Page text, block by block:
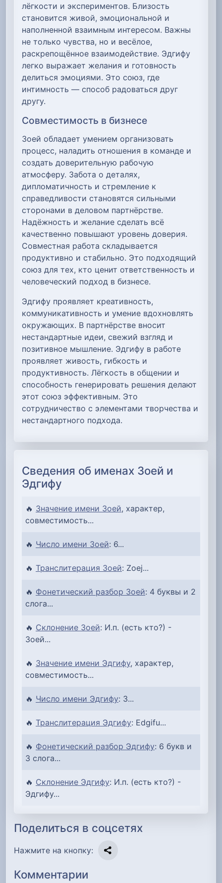
лёгкости и экспериментов. Близость
становится живой, эмоциональной и
наполненной взаимным интересом. Важны
не только чувства, но и весёлое,
раскрепощённое взаимодействие. Эдгифу
легко выражает желания и готовность
делиться эмоциями. Это союз, где
интимность — способ радоваться друг
другу.
Совместимость в бизнесе
Зоей обладает умением организовать
процесс, наладить отношения в команде и
создать доверительную рабочую
атмосферу. Забота о деталях,
дипломатичность и стремление к
справедливости становятся сильными
сторонами в деловом партнёрстве.
Надёжность и желание сделать всё
качественно повышают уровень доверия.
Совместная работа складывается
продуктивно и стабильно. Это подходящий
союз для тех, кто ценит ответственность и
человеческий подход в бизнесе.
Эдгифу проявляет креативность,
коммуникативность и умение вдохновлять
окружающих. В партнёрстве вносит
нестандартные идеи, свежий взгляд и
позитивное мышление. Эдгифу в работе
проявляет живость, гибкость и
продуктивность. Лёгкость в общении и
способность генерировать решения делают
этот союз эффективным. Это
сотрудничество с элементами творчества и
нестандартного подхода.
Сведения об именах Зоей и
Эдгифу
🔥 Значение имени Зоей, характер,
совместимость...
🔥 Число имени Зоей: 6...
🔥 Транслитерация Зоей: Zoej...
🔥 Фонетический разбор Зоей: 4 буквы и 2
слога...
🔥 Склонение Зоей: И.п. (есть кто?) -
Зоей...
🔥 Значение имени Эдгифу, характер,
совместимость...
🔥 Число имени Эдгифу: 3...
🔥 Транслитерация Эдгифу: Edgifu...
🔥 Фонетический разбор Эдгифу: 6 букв и
3 слога...
🔥 Склонение Эдгифу: И.п. (есть кто?) -
Эдгифу...
Поделиться в соцсетях
Нажмите на кнопку:
Комментарии